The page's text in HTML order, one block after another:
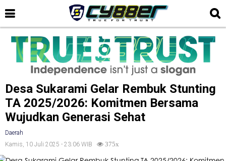
Desa Sukarami Gelar Rembuk Stunting
TA 2025/2026: Komitmen Bersama
Wujudkan Generasi Sehat
Daerah
Kamis, 10 Juli 2025 - 23:06 WIB
375x